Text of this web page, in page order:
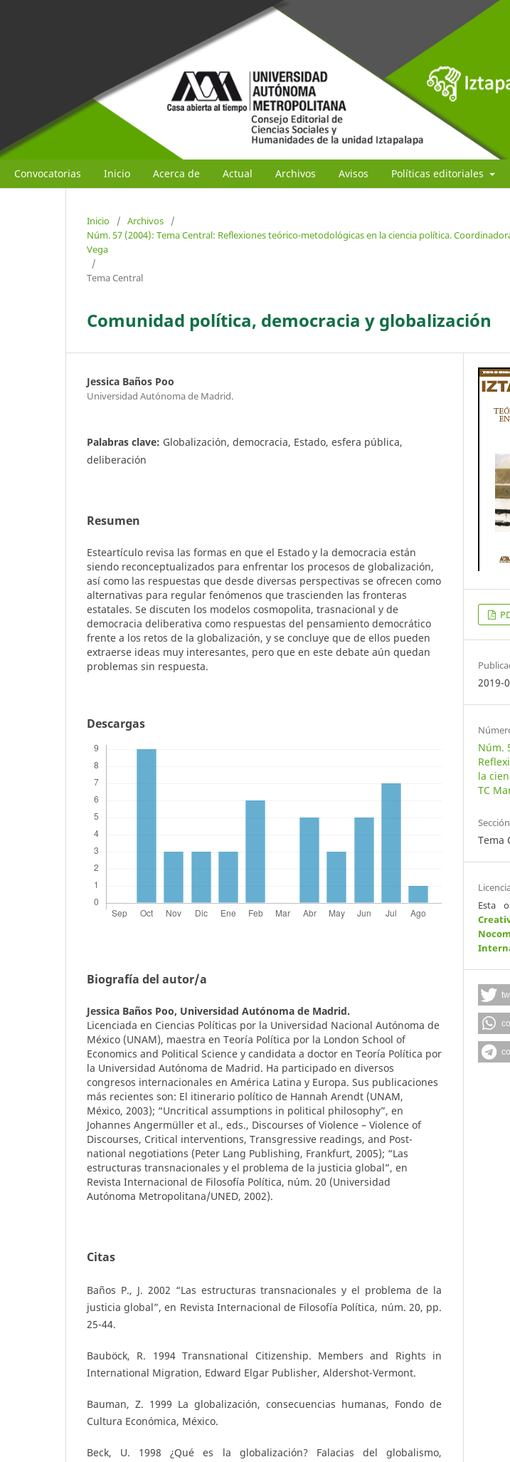
Convocatorias Inicio Acerca de Actual Archivos Avisos Políticas editoriales
Inicio / Archivos
/
Núm. 57 (2004): Tema Central: Reflexiones teórico-metodológicas en la ciencia política.
Vega
/
Tema Central
Comunidad política, democracia y globalización
Jessica Baños Poo
Universidad Autónoma de Madrid.
Palabras clave: Globalización, democracia, Estado, esfera pública,
deliberación
Resumen
Esteartículo revisa las formas en que el Estado y la democracia están
siendo reconceptualizados para enfrentar los procesos de globalización,
así como las respuestas que desde diversas perspectivas se ofrecen como
alternativas para regular fenómenos que trascienden las fronteras
estatales. Se discuten los modelos cosmopolita, trasnacional y de
democracia deliberativa como respuestas del pensamiento democrático
frente a los retos de la globalización, y se concluye que de ellos pueden
extraerse ideas muy interesantes, pero que en este debate aún quedan
problemas sin respuesta.
Descargas
Biografía del autor/a
Jessica Baños Poo, Universidad Autónoma de Madrid.
Licenciada en Ciencias Políticas por la Universidad Nacional Autónoma de
México (UNAM), maestra en Teoría Política por la London School of
Economics and Political Science y candidata a doctor en Teoría Política por
la Universidad Autónoma de Madrid. Ha participado en diversos
congresos internacionales en América Latina y Europa. Sus publicaciones
más recientes son: El itinerario político de Hannah Arendt (UNAM,
México, 2003); “Uncritical assumptions in political philosophy”, en
Johannes Angermüller et al., eds., Discourses of Violence – Violence of
Discourses, Critical interventions, Transgressive readings, and Post-
national negotiations (Peter Lang Publishing, Frankfurt, 2005); “Las
estructuras transnacionales y el problema de la justicia global”, en
Revista Internacional de Filosofía Política, núm. 20 (Universidad
Autónoma Metropolitana/UNED, 2002).
Citas
Baños P., J. 2002 “Las estructuras transnacionales y el problema de la
justicia global”, en Revista Internacional de Filosofía Política, núm. 20, pp.
25-44.
Bauböck, R. 1994 Transnational Citizenship. Members and Rights in
International Migration, Edward Elgar Publisher, Aldershot-Vermont.
Bauman, Z. 1999 La globalización, consecuencias humanas, Fondo de
Cultura Económica, México.
Beck, U. 1998 ¿Qué es la globalización? Falacias del globalismo,
2019-
Núm.
la
TC
Sección
Tema
Esta